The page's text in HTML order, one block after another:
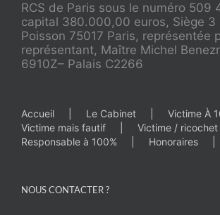
RCS de Paris sous le numéro 509
capital 380.000,00 euros, Siège 3
Poisson 75017 Paris, représentée
représentant, Maître Michel
6910Z– Palais C2266
Accueil Le Cabinet
Victime À
Victime mais fautif
Victime / ricochet
Responsable à 100%
Honoraires
NOUS CONTACTER ?